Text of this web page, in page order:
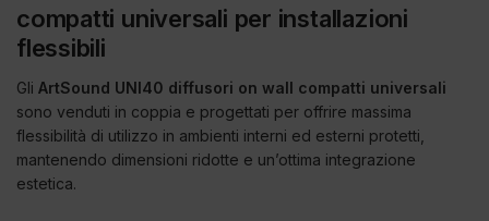
compatti universali per installazioni
flessibili
Gli ArtSound UNI40 diffusori on wall compatti universali
sono venduti in coppia e progettati per offrire massima
flessibilità di utilizzo in ambienti interni ed esterni protetti,
mantenendo dimensioni ridotte e un’ottima integrazione
estetica.